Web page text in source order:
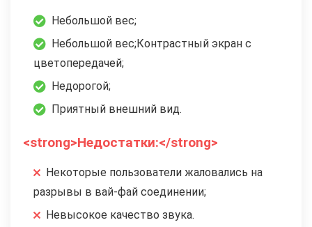
Небольшой вес;
Небольшой вес;Контрастный экран с
цветопередачей;
Недорогой;
Приятный внешний вид.
<strong>Недостатки:</strong>
Некоторые пользователи жаловались на
разрывы в вай-фай соединении;
Невысокое качество звука.